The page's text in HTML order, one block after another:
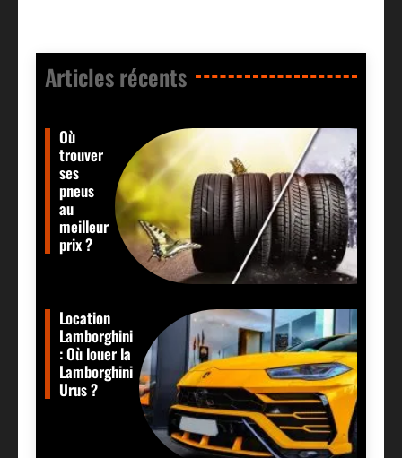
Articles récents​
Où
trouver
ses
pneus
au
meilleur
prix ?
Location
Lamborghini
: Où louer la
Lamborghini
Urus ?